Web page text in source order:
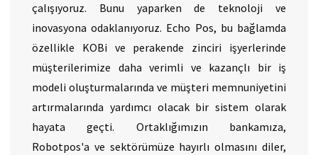
çalışıyoruz. Bunu yaparken de teknoloji ve
inovasyona odaklanıyoruz. Echo Pos, bu bağlamda
özellikle KOBi ve perakende zinciri işyerlerinde
müşterilerimize daha verimli ve kazançlı bir iş
modeli oluşturmalarında ve müşteri memnuniyetini
artırmalarında yardımcı olacak bir sistem olarak
hayata geçti. Ortaklığımızın bankamıza,
Robotpos'a ve sektörümüze hayırlı olmasını diler,